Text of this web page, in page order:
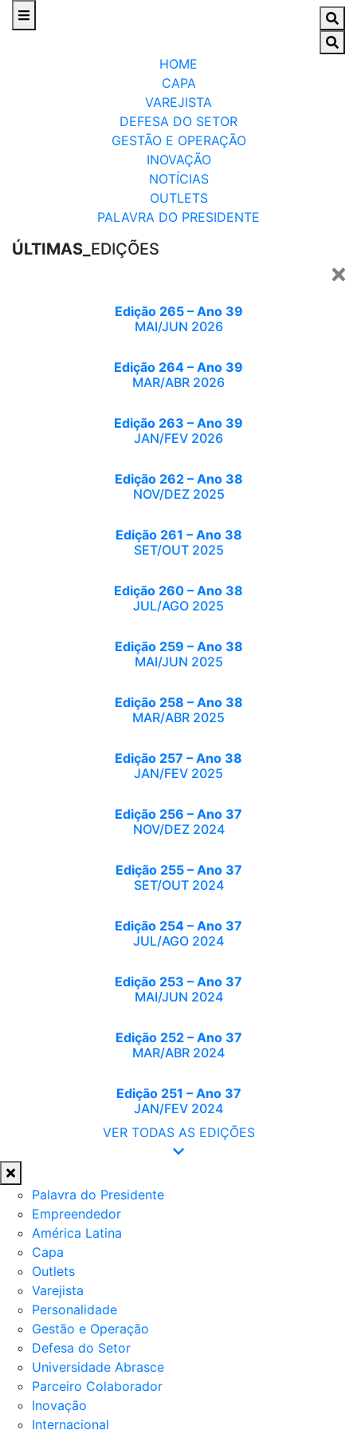
HOME
CAPA
VAREJISTA
DEFESA DO SETOR
GESTÃO E OPERAÇÃO
INOVAÇÃO
NOTÍCIAS
OUTLETS
PALAVRA DO PRESIDENTE
ÚLTIMAS_ EDIÇÕES
Edição 265 – Ano 39
MAI/JUN 2026
Edição 264 – Ano 39
MAR/ABR 2026
Edição 263 – Ano 39
JAN/FEV 2026
Edição 262 – Ano 38
NOV/DEZ 2025
Edição 261 – Ano 38
SET/OUT 2025
Edição 260 – Ano 38
JUL/AGO 2025
Edição 259 – Ano 38
MAI/JUN 2025
Edição 258 – Ano 38
MAR/ABR 2025
Edição 257 – Ano 38
JAN/FEV 2025
Edição 256 – Ano 37
NOV/DEZ 2024
Edição 255 – Ano 37
SET/OUT 2024
Edição 254 – Ano 37
JUL/AGO 2024
Edição 253 – Ano 37
MAI/JUN 2024
Edição 252 – Ano 37
MAR/ABR 2024
Edição 251 – Ano 37
JAN/FEV 2024
VER TODAS AS EDIÇÕES
Palavra do Presidente
Empreendedor
América Latina
Capa
Outlets
Varejista
Personalidade
Gestão e Operação
Defesa do Setor
Universidade Abrasce
Parceiro Colaborador
Inovação
Internacional